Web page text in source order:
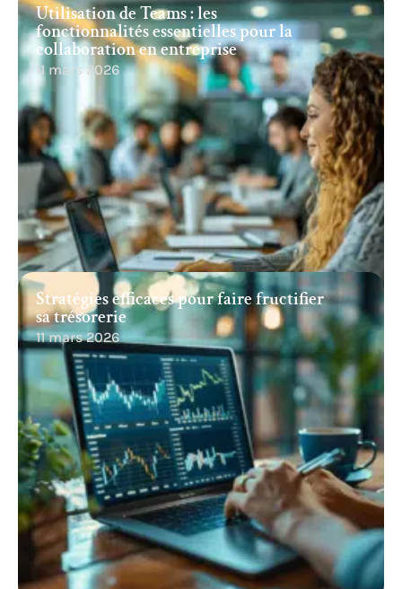
Utilisation de Teams : les
fonctionnalités essentielles pour la
collaboration en entreprise
11 mars 2026
Stratégies efficaces pour faire fructifier
sa trésorerie
11 mars 2026
Recherche